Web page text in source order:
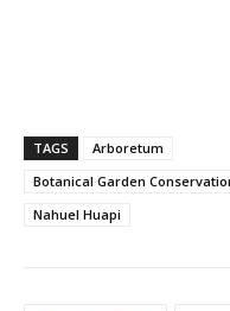
TAGS
Arboretum
Botanical Garden
Nahuel Huapi